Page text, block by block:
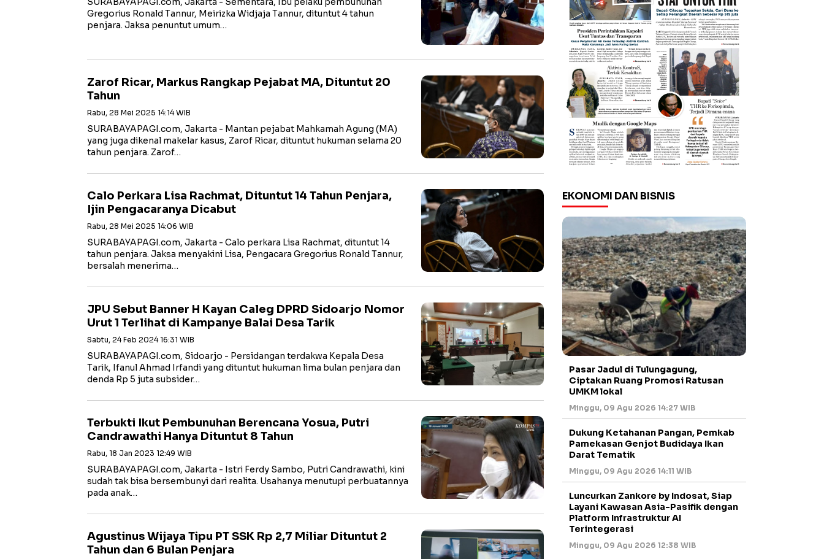
Gregorius Ronald Tannur, Meirizka Widjaja Tannur, dituntut 4 tahun
penjara. Jaksa penuntut umum…
Zarof Ricar, Markus Rangkap Pejabat MA, Dituntut 20
Tahun
Rabu, 28 Mei 2025 14:14 WIB
SURABAYAPAGI.com, Jakarta - Mantan pejabat Mahkamah Agung (MA)
yang juga dikenal makelar kasus, Zarof Ricar, dituntut hukuman selama 20
tahun penjara. Zarof…
Calo Perkara Lisa Rachmat, Dituntut 14 Tahun Penjara,
Ijin Pengacaranya Dicabut
Rabu, 28 Mei 2025 14:06 WIB
SURABAYAPAGI.com, Jakarta - Calo perkara Lisa Rachmat, dituntut 14
tahun penjara. Jaksa menyakini Lisa, Pengacara Gregorius Ronald Tannur,
bersalah menerima…
JPU Sebut Banner H Kayan Caleg DPRD Sidoarjo Nomor
Urut 1 Terlihat di Kampanye Balai Desa Tarik
Sabtu, 24 Feb 2024 16:31 WIB
SURABAYAPAGI.com, Sidoarjo - Persidangan terdakwa Kepala Desa
Tarik, Ifanul Ahmad Irfandi yang dituntut hukuman lima bulan penjara dan
denda Rp 5 juta subsider…
Terbukti Ikut Pembunuhan Berencana Yosua, Putri
Candrawathi Hanya Dituntut 8 Tahun
Rabu, 18 Jan 2023 12:49 WIB
SURABAYAPAGI.com, Jakarta - Istri Ferdy Sambo, Putri Candrawathi, kini
sudah tak bisa bersembunyi dari realita. Usahanya menutupi perbuatannya
pada anak…
Agustinus Wijaya Tipu PT SSK Rp 2,7 Miliar Dituntut 2
Tahun dan 6 Bulan Penjara
EKONOMI DAN BISNIS
Pasar Jadul di Tulungagung,
Ciptakan Ruang Promosi Ratusan
UMKM lokal
Minggu, 09 Agu 2026 14:27 WIB
Dukung Ketahanan Pangan, Pemkab
Pamekasan Genjot Budidaya Ikan
Darat Tematik
Minggu, 09 Agu 2026 14:11 WIB
Luncurkan Zankore by Indosat, Siap
Layani Kawasan Asia-Pasifik dengan
Platform Infrastruktur AI
Terintegerasi
Minggu, 09 Agu 2026 12:38 WIB